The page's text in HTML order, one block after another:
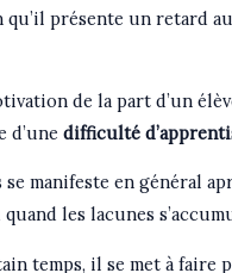
qu’il présente un retard
de la part d’un
d’une difficulté
se manifeste en général
les lacunes
temps, il se met à faire